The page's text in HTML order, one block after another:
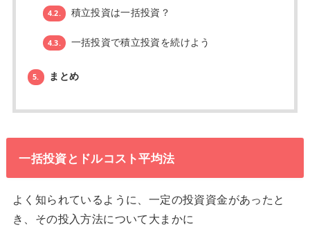
4.2. 積立投資は一括投資？
4.3. 一括投資で積立投資を続けよう
5. まとめ
一括投資とドルコスト平均法
よく知られているように、一定の投資資金があったと
き、その投入方法について大まかに